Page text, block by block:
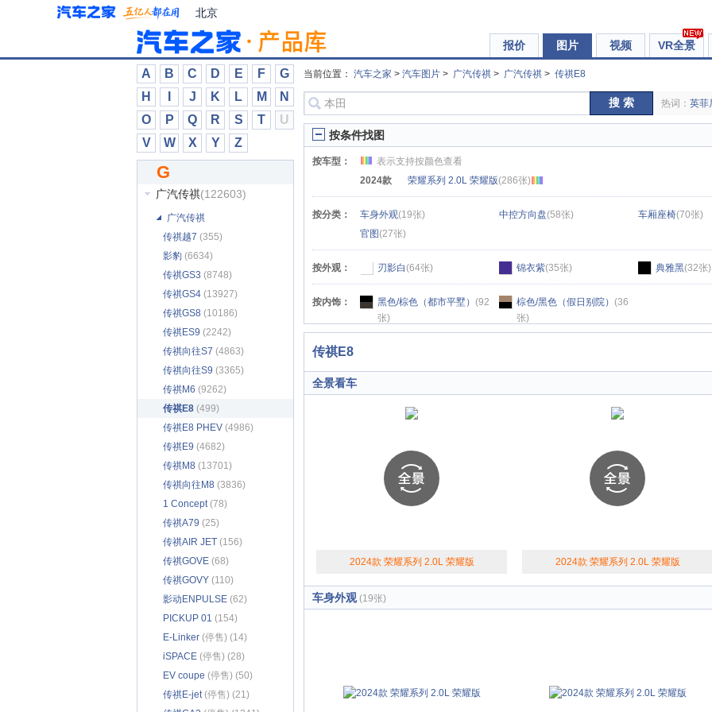
北京
报价 图片 视频 VR全景
A B C D E F
G
H
J K L M
N
O
P Q R S T
U
V
W X Y Z
Gumpert(359)
GUNTHER WERKS
(57)
GYON(70)
NEVS国能汽车
(324)
高合汽车(5783)
格罗夫(202)
谷歌(3)
观致(13305)
光冈
广汽传祺(122603)
广汽传祺
传祺越7 (355)
影豹 (6634)
传祺GS3 (8748)
传祺GS4 (13927)
传祺GS8 (10186)
传祺ES9 (2242)
传祺向往S7 (4863)
传祺向往S9 (3365)
传祺M6 (9262)
传祺E8 (499)
传祺E8 PHEV (4986)
传祺E9 (4682)
传祺M8 (13701)
传祺向往M8 (3836)
1 Concept(78)
传祺A79 (25)
传祺AIR JET (156)
传祺GOVE (68)
传祺GOVY (110)
影动ENPULSE (62)
PICKUP 01 (154)
E-Linker (停售) (14)
iSPACE (停售) (28)
EV coupe (停售) (50)
传祺E-jet(停售) (21)
G
当前位置： 汽车之家 > 汽车图片 > 广汽传祺 > 广汽传祺 > 传祺E8
搜 索 热词： 英菲
按条件找图
按车型：
表示支持按颜色查看
2024款
荣耀系列 2.0L 荣耀版(286张)
按分类： 车身外观(19张) 中控方向盘(58张) 车厢座椅(70张)
官图(27张)
按外观： 刃影白(64张) 锦衣紫(35张) 典雅黑(32张)
按内饰： 黑色/棕色（都市平墅） (92
张)
棕色/黑色（假日别院） (36
张)
传祺E8
全景看车
2024款 荣耀系列 2.0L 荣耀版 2024款 荣耀系列 2.0L 荣耀版
车身外观(19张)